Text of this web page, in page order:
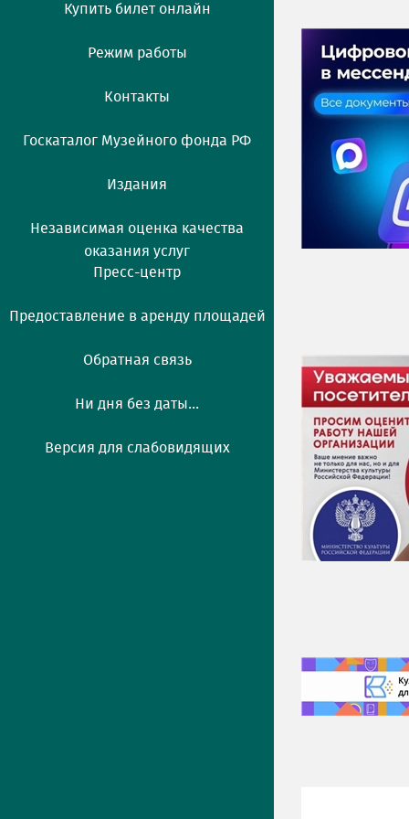
Купить билет онлайн
Режим работы
Контакты
Госкаталог Музейного фонда РФ
Издания
Независимая оценка качества
оказания услуг
Пресс-центр
Предоставление в аренду площадей
Обратная связь
Ни дня без даты...
Версия для слабовидящих